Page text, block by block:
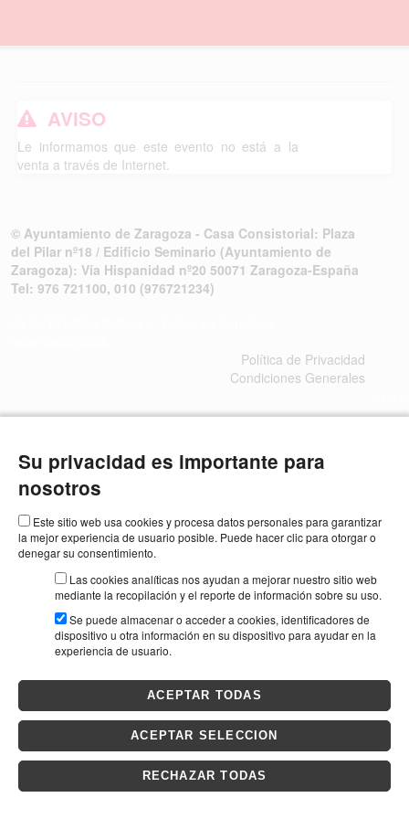
AVISO
Le informamos que este evento no está a la
venta a través de Internet.
© Ayuntamiento de Zaragoza - Casa Consistorial: Plaza
del Pilar nº18 / Edificio Seminario (Ayuntamiento de
Zaragoza): Vía Hispanidad nº20 50071 Zaragoza-España
Tel: 976 721100, 010 (976721234)
Política de Privacidad
Condiciones Generales
Su privacidad es importante para
nosotros
Este sitio web usa cookies y procesa datos personales para garantizar
la mejor experiencia de usuario posible. Puede hacer clic para otorgar o
denegar su consentimiento.
Las cookies analíticas nos ayudan a mejorar nuestro sitio web
mediante la recopilación y el reporte de información sobre su uso.
Se puede almacenar o acceder a cookies, identificadores de
dispositivo u otra información en su dispositivo para ayudar en la
experiencia de usuario.
ACEPTAR TODAS
ACEPTAR SELECCION
RECHAZAR TODAS